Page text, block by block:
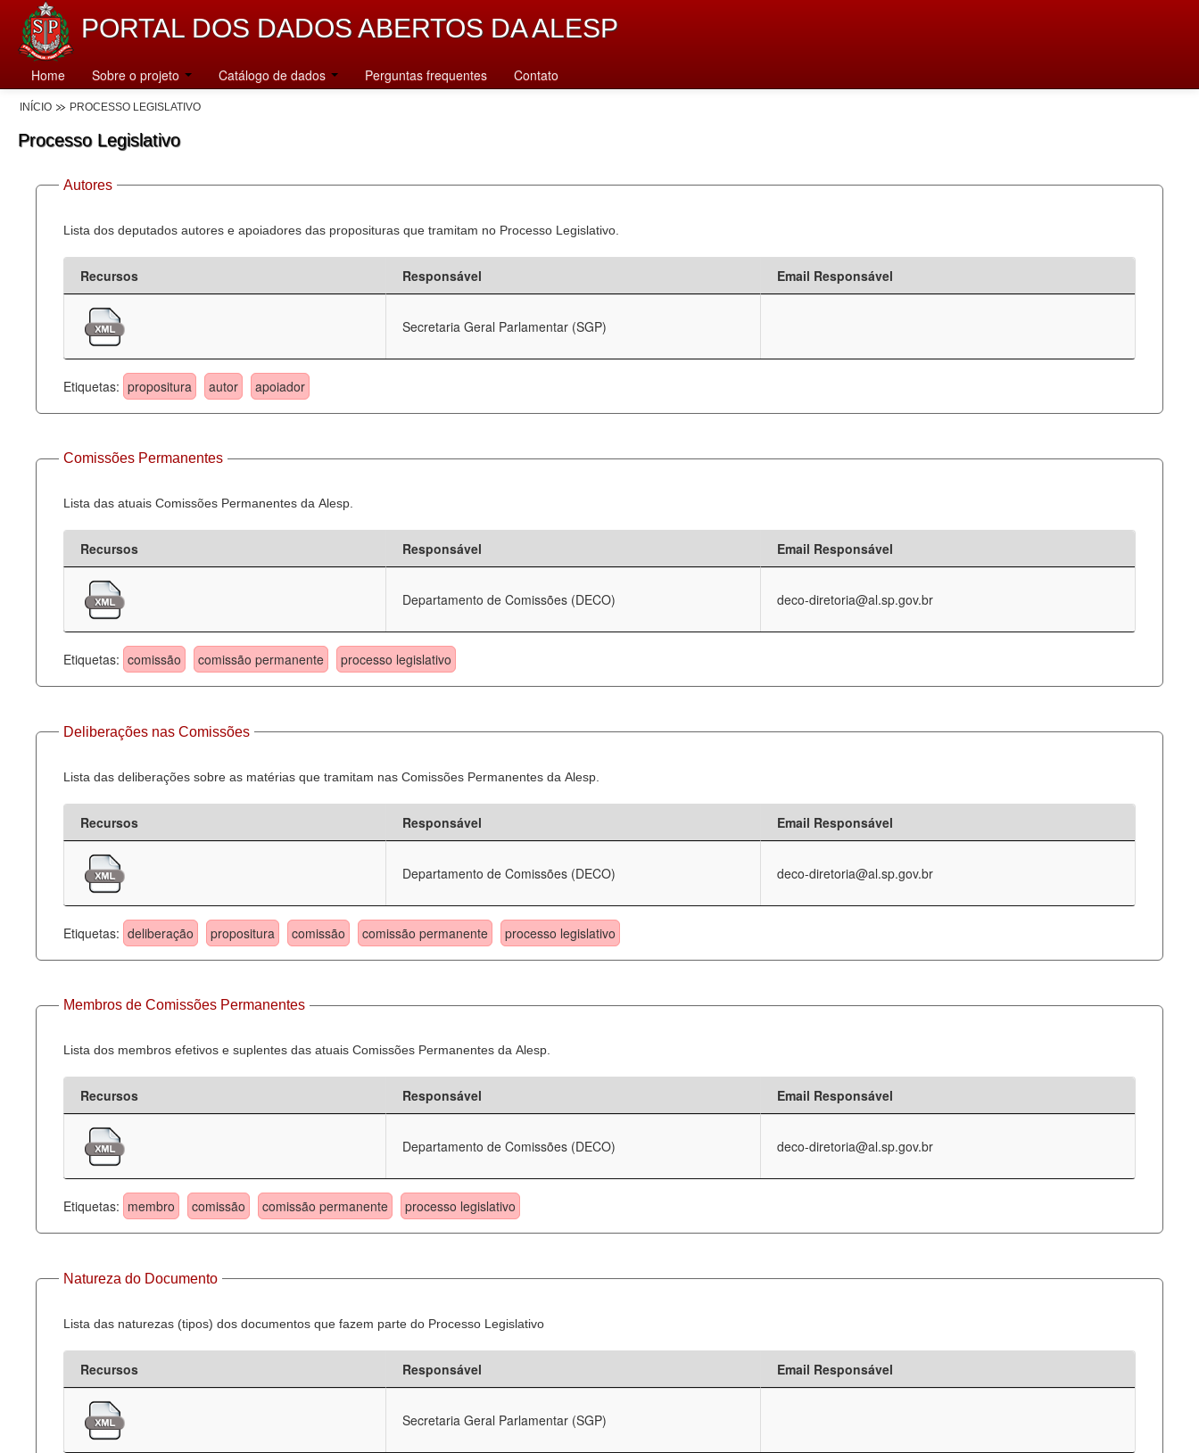
PORTAL DOS DADOS ABERTOS DA ALESP
Home Sobre o projeto Catálogo de dados Perguntas frequentes Contato
INÍCIO PROCESSO LEGISLATIVO
Processo Legislativo
Autores
Lista dos deputados autores e apoiadores das proposituras que tramitam no Processo Legislativo.
Recursos Responsável Email Responsável
Secretaria Geral Parlamentar (SGP)
Etiquetas: propositura autor apoiador
Comissões Permanentes
Lista das atuais Comissões Permanentes da Alesp.
Recursos Responsável Email Responsável
Departamento de Comissões (DECO) deco-diretoria@al.sp.gov.br
Etiquetas: comissão comissão permanente processo legislativo
Deliberações nas Comissões
Lista das deliberações sobre as matérias que tramitam nas Comissões Permanentes da Alesp.
Recursos Responsável Email Responsável
Departamento de Comissões (DECO) deco-diretoria@al.sp.gov.br
Etiquetas: deliberação propositura comissão comissão permanente processo legislativo
Membros de Comissões Permanentes
Lista dos membros efetivos e suplentes das atuais Comissões Permanentes da Alesp.
Recursos Responsável Email Responsável
Departamento de Comissões (DECO) deco-diretoria@al.sp.gov.br
Etiquetas: membro comissão comissão permanente processo legislativo
Natureza do Documento
Lista das naturezas (tipos) dos documentos que fazem parte do Processo Legislativo
Recursos Responsável Email Responsável
Secretaria Geral Parlamentar (SGP)